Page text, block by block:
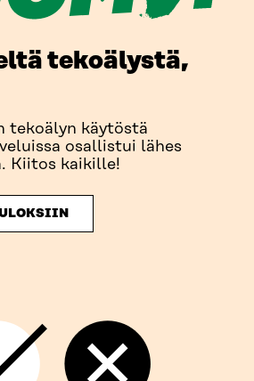
tekoälystä,
tekoälyn käytöstä
osallistui lähes
Kiitos kaikille!